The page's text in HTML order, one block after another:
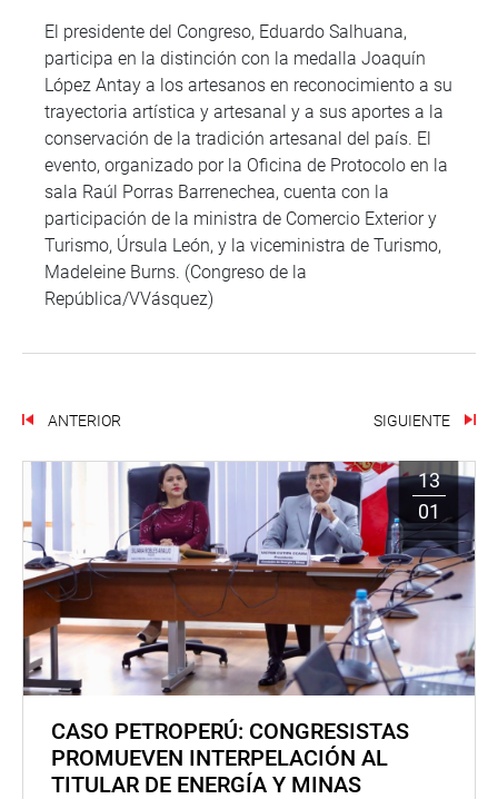
El presidente del Congreso, Eduardo Salhuana,
participa en la distinción con la medalla Joaquín
López Antay a los artesanos en reconocimiento a su
trayectoria artística y artesanal y a sus aportes a la
conservación de la tradición artesanal del país. El
evento, organizado por la Oficina de Protocolo en la
sala Raúl Porras Barrenechea, cuenta con la
participación de la ministra de Comercio Exterior y
Turismo, Úrsula León, y la viceministra de Turismo,
Madeleine Burns. (Congreso de la
República/VVásquez)
ANTERIOR SIGUIENTE
13
01
CASO PETROPERÚ: CONGRESISTAS
PROMUEVEN INTERPELACIÓN AL
TITULAR DE ENERGÍA Y MINAS